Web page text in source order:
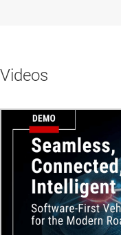
Videos